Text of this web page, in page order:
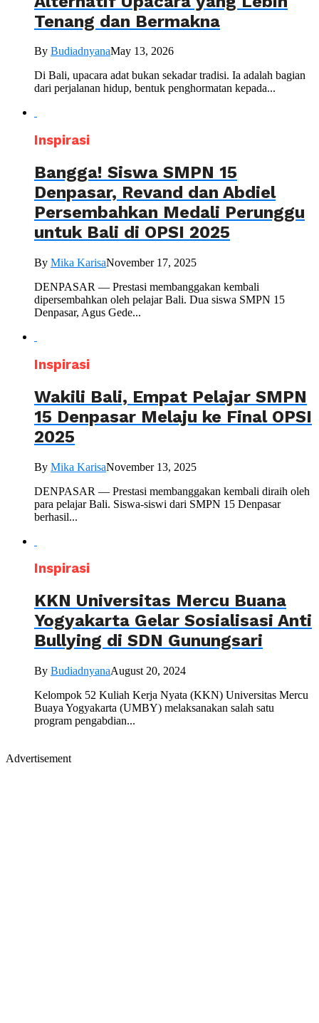
Tenang dan Bermakna
By BudiadnyanaMay 13, 2026
Di Bali, upacara adat bukan sekadar tradisi. Ia adalah bagian
dari perjalanan hidup, bentuk penghormatan kepada...
Inspirasi
Bangga! Siswa SMPN 15
Denpasar, Revand dan Abdiel
Persembahkan Medali Perunggu
untuk Bali di OPSI 2025
By Mika KarisaNovember 17, 2025
DENPASAR — Prestasi membanggakan kembali
dipersembahkan oleh pelajar Bali. Dua siswa SMPN 15
Denpasar, Agus Gede...
Inspirasi
Wakili Bali, Empat Pelajar SMPN
15 Denpasar Melaju ke Final OPSI
2025
By Mika KarisaNovember 13, 2025
DENPASAR — Prestasi membanggakan kembali diraih oleh
para pelajar Bali. Siswa-siswi dari SMPN 15 Denpasar
berhasil...
Inspirasi
KKN Universitas Mercu Buana
Yogyakarta Gelar Sosialisasi Anti
Bullying di SDN Gunungsari
By BudiadnyanaAugust 20, 2024
Kelompok 52 Kuliah Kerja Nyata (KKN) Universitas Mercu
Buaya Yogyakarta (UMBY) melaksanakan salah satu
program pengabdian...
Advertisement